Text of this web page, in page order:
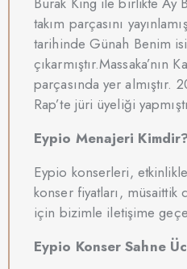
takım parçasını
tarihinde Günah Benim
çıkarmıştır.Massaka’nın
parçasında yer almıştır.
Rap’te jüri üyeliği
Eypio Menajeri
Eypio konserleri,
konser fiyatları, müsaittik
için bizimle iletişime
Eypio Konser Sahne